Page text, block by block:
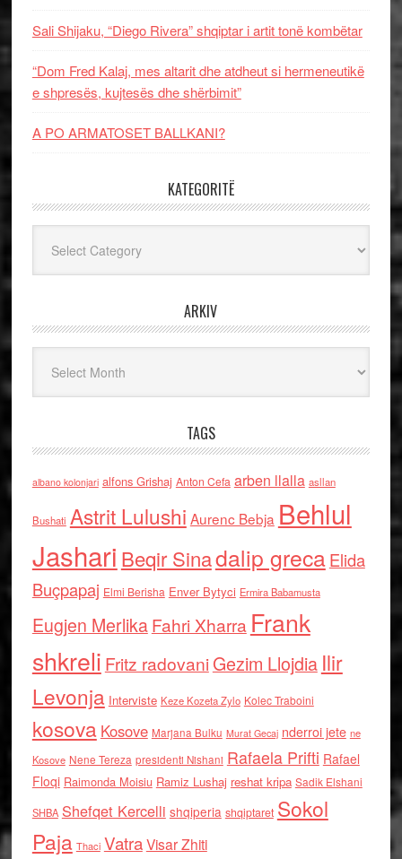
Sali Shijaku, “Diego Rivera” shqiptar i artit tonë kombëtar
“Dom Fred Kalaj, mes altarit dhe atdheut si hermeneutikë
e shpresës, kujtesës dhe shërbimit”
A PO ARMATOSET BALLKANI?
KATEGORITË
ARKIV
TAGS
albano kolonjari alfons Grishaj Anton Cefa arben llalla asllan
Bushati Astrit Lulushi Aurenc Bebja Behlul
Jashari Beqir Sinadalip grecaElida
Buçpapaj Elmi Berisha Enver Bytyci Ermira Babamusta
Eugjen MerlikaFahri Xharra Frank
shkreli Fritz radovaniGezim Llojdia Ilir
Levonja Interviste Keze Kozeta Zylo Kolec Traboini
kosova Kosove Marjana Bulku Murat Gecaj nderroi jete ne
Kosove Nene Tereza presidenti Nishani Rafaela Prifti Rafael
Floqi Raimonda Moisiu Ramiz Lushaj reshat kripa Sadik Elshani
SHBA Shefqet Kercelli shqiperia shqiptaret Sokol
Paja Thaci VatraVisar Zhiti